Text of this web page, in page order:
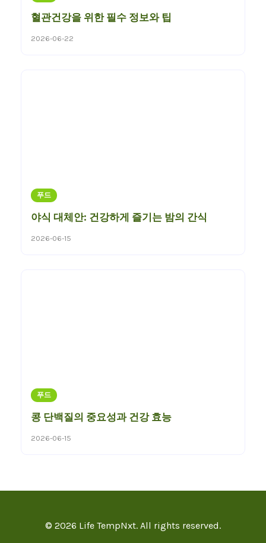
혈관건강을 위한 필수 정보와 팁
2026-06-22
푸드
야식 대체안: 건강하게 즐기는 밤의 간식
2026-06-15
푸드
콩 단백질의 중요성과 건강 효능
2026-06-15
© 2026 Life TempNxt. All rights reserved.